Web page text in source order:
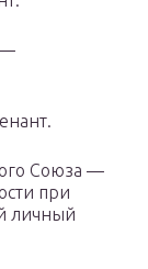
—
Союза —
при
личный